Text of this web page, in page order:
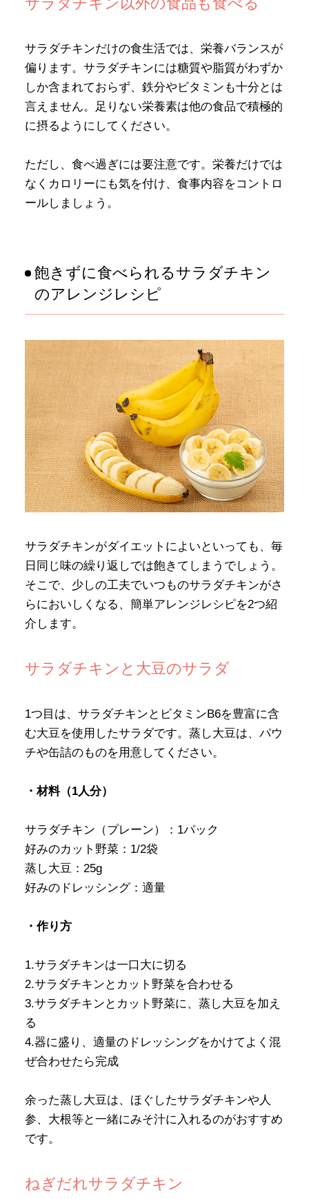
サラダチキン以外の食品も食べる
サラダチキンだけの食生活では、栄養バランスが
偏ります。サラダチキンには糖質や脂質がわずか
しか含まれておらず、鉄分やビタミンも十分とは
言えません。足りない栄養素は他の食品で積極的
に摂るようにしてください。
ただし、食べ過ぎには要注意です。栄養だけでは
なくカロリーにも気を付け、食事内容をコントロ
ールしましょう。
飽きずに食べられるサラダチキン
のアレンジレシピ
サラダチキンがダイエットによいといっても、毎
日同じ味の繰り返しでは飽きてしまうでしょう。
そこで、少しの工夫でいつものサラダチキンがさ
らにおいしくなる、簡単アレンジレシピを2つ紹
介します。
サラダチキンと大豆のサラダ
1つ目は、サラダチキンとビタミンB6を豊富に含
む大豆を使用したサラダです。蒸し大豆は、パウ
チや缶詰のものを用意してください。
・材料（1人分）
サラダチキン（プレーン）：1パック
好みのカット野菜：1/2袋
蒸し大豆：25g
好みのドレッシング：適量
・作り方
1.サラダチキンは一口大に切る
2.サラダチキンとカット野菜を合わせる
3.サラダチキンとカット野菜に、蒸し大豆を加え
る
4.器に盛り、適量のドレッシングをかけてよく混
ぜ合わせたら完成
余った蒸し大豆は、ほぐしたサラダチキンや人
参、大根等と一緒にみそ汁に入れるのがおすすめ
です。
ねぎだれサラダチキン